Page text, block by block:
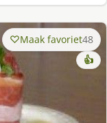
Maak favoriet48
👍